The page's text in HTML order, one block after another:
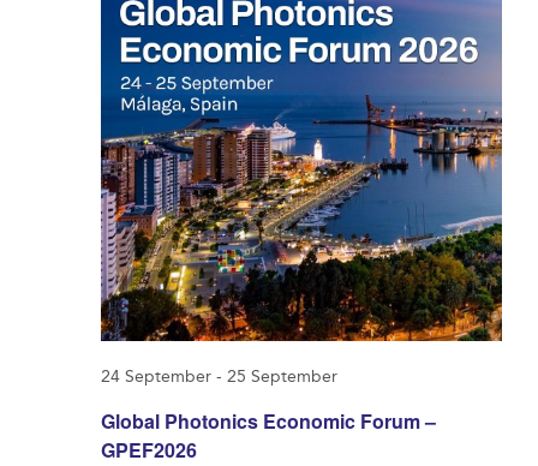
Global Photonics Economic Forum –
GPEF2026
24 September- 25 September